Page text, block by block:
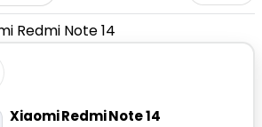
Redmi Note 14
Xiaomi Redmi Note 14